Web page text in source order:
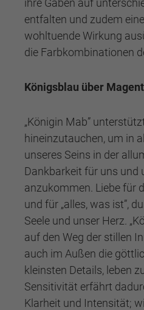
ihre Gaben auf
entfalten und zudem
wohltuende Wirkung
die Farbkombinationen
Königsblau über
„Königin Mab”
hineinzutauchen, um in
unseres Seins in der
Dankbarkeit für uns und
anzukommen. Liebe für
und für „alles, was ist”,
Seele und unser Herz.
auf den Weg der stillen
auch im Außen die
kleinsten Details, leben
Sensitivität erfährt
Klarheit und Intensität;